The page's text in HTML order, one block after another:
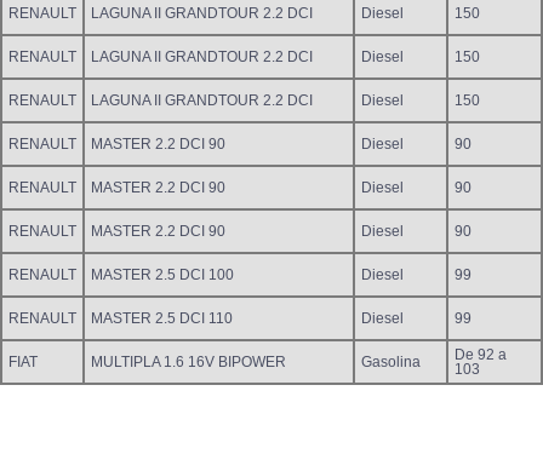
RENAULT LAGUNA II GRANDTOUR 2.2 DCI Diesel 150
RENAULT LAGUNA II GRANDTOUR 2.2 DCI Diesel 150
RENAULT LAGUNA II GRANDTOUR 2.2 DCI Diesel 150
RENAULT MASTER 2.2 DCI 90 Diesel 90
RENAULT MASTER 2.2 DCI 90 Diesel 90
RENAULT MASTER 2.2 DCI 90 Diesel 90
RENAULT MASTER 2.5 DCI 100 Diesel 99
RENAULT MASTER 2.5 DCI 110 Diesel 99
FIAT MULTIPLA 1.6 16V BIPOWER Gasolina
De 92 a
103